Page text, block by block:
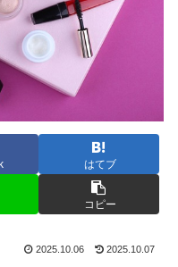
はてブ
コピー
2025.10.06 2025.10.07